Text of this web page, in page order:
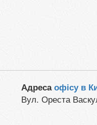
Адресаофісу в
Вул. Ореста